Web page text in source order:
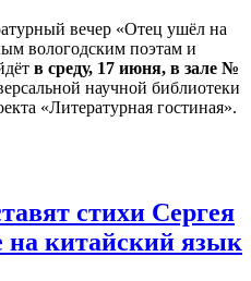
вечер «Отец ушёл на
вологодским поэтам и
в среду, 17 июня, в зале №
научной библиотеки
«Литературная гостиная».
стихи Сергея
на китайский язык